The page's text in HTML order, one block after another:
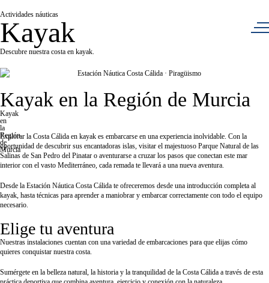
Actividades náuticas
Kayak
Descubre nuestra costa en kayak.
Kayak en la Región de Murcia
Kayak
en
la
Región
de
Murcia
Explorar la Costa Cálida en kayak es embarcarse en una experiencia inolvidable. Con la
oportunidad de descubrir sus encantadoras islas, visitar el majestuoso Parque Natural de las
Salinas de San Pedro del Pinatar o aventurarse a cruzar los pasos que conectan este mar
interior con el vasto Mediterráneo, cada remada te llevará a una nueva aventura.
Desde la Estación Náutica Costa Cálida te ofreceremos desde una introducción completa al
kayak, hasta técnicas para aprender a maniobrar y embarcar correctamente con todo el equipo
necesario.
Elige tu aventura
Nuestras instalaciones cuentan con una variedad de embarcaciones para que elijas cómo
quieres conquistar nuestra costa.
Sumérgete en la belleza natural, la historia y la tranquilidad de la Costa Cálida a través de esta